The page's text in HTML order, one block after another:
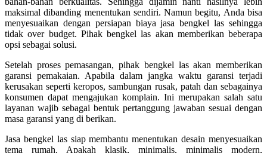
maksimal dibanding menentukan sendiri. Namun begitu, Anda bisa
menyesuaikan dengan persiapan biaya jasa bengkel las sehingga
tidak over budget. Pihak bengkel las akan memberikan beberapa
opsi sebagai solusi.
Setelah proses pemasangan, pihak bengkel las akan memberikan
garansi pemakaian. Apabila dalam jangka waktu garansi terjadi
kerusakan seperti keropos, sambungan rusak, patah dan sebagainya
konsumen dapat mengajukan komplain. Ini merupakan salah satu
layanan wajib sebagai bentuk pertanggung jawaban sesuai dengan
masa garansi yang di berikan.
Jasa bengkel las siap membantu menentukan desain menyesuaikan
tema rumah. Apakah klasik, minimalis, minimalis modern,